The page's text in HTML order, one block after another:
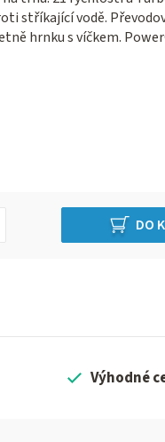
stříkající vodě.
hrnku s víčkem.
DO
Výhodné